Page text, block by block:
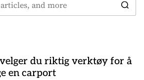
du riktig verktøy for å
en carport